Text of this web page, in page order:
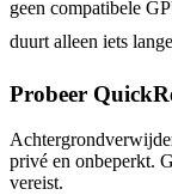
geen compatibele
duurt alleen iets
Probeer
privé en onbeperkt.
vereist.